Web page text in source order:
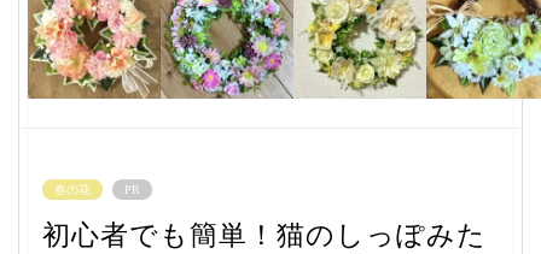
春の花 PR
初心者でも簡単！猫のしっぽみた